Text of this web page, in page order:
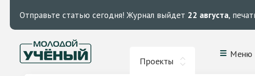
Отправьте статью сегодня! Журнал выйдет 22 августа,
Проекты
Меню